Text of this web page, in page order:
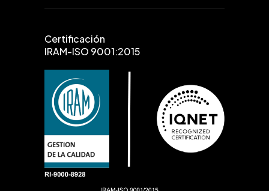
Certificación
IRAM-ISO 9001:2015